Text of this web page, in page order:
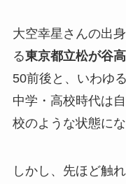
大空幸星さんの出
る東京都立松が谷
50前後と、いわゆ
中学・高校時代は
校のような状態に
しかし、先ほど触